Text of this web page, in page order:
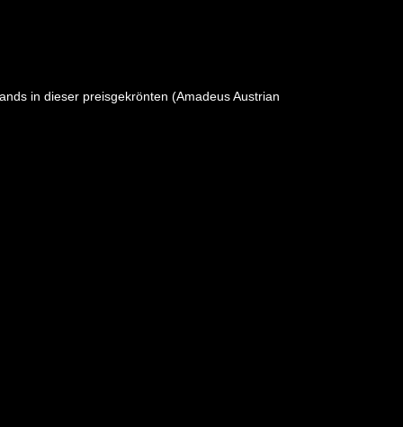
in dieser preisgekrönten (Amadeus Austrian